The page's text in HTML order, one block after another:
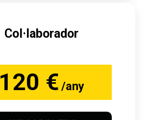
Col·laborador
120 € /any